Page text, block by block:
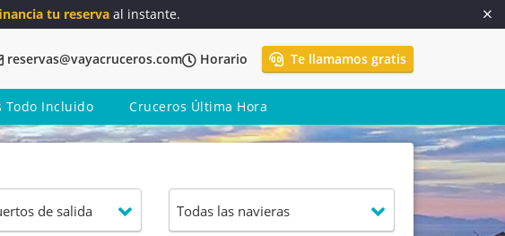
tu reservaal instante.
reservas@vayacruceros.com Horario Te llamamos gratis
Todo Incluido Cruceros Última Hora